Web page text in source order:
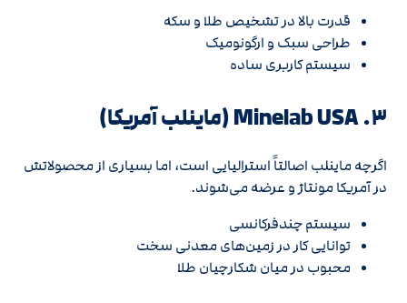
قدرت بالا در تشخیص طلا و سکه
طراحی سبک و ارگونومیک
سیستم کاربری ساده
۳. Minelab USA (ماینلب آمریکا)
اگرچه ماینلب اصالتاً استرالیایی است، اما بسیاری از محصولاتش
در آمریکا مونتاژ و عرضه می‌شوند.
سیستم چندفرکانسی
توانایی کار در زمین‌های معدنی سخت
محبوب در میان شکارچیان طلا